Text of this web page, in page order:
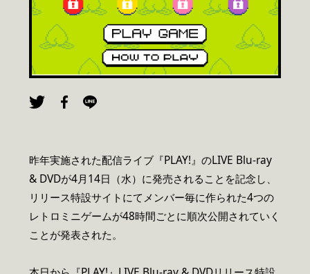
昨年実施された配信ライブ『PLAY!』のLIVE Blu-ray
& DVDが4月14日（水）に発売されることを記念し、
リリース特設サイトにてメンバー毎に作られた4つの
レトロミニゲームが48時間ごとに順次公開されていく
ことが発表された。